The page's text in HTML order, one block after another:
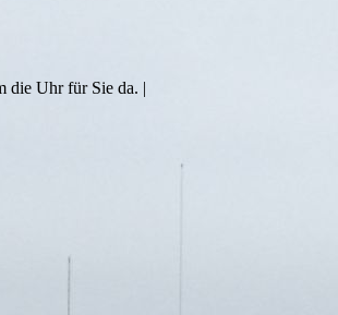
die Uhr für Sie da. |